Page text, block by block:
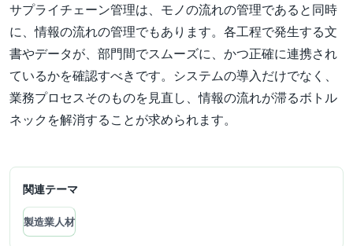
サプライチェーン管理は、モノの流れの管理であると同時
に、情報の流れの管理でもあります。各工程で発生する文
書やデータが、部門間でスムーズに、かつ正確に連携され
ているかを確認すべきです。システムの導入だけでなく、
業務プロセスそのものを見直し、情報の流れが滞るボトル
ネックを解消することが求められます。
関連テーマ
製造業人材